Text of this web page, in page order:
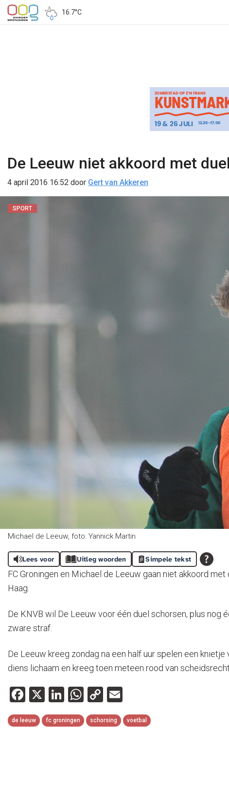
16.7°C
De Leeuw niet akkoord met
4 april 2016 16:52 door Gert van Akkeren
SPORT
Michael de Leeuw, foto: Yannick Martin
Lees voor Uitleg woorden Simpele tekst
FC Groningen en Michael de Leeuw gaan niet akkoord
Haag.
De KNVB wil De Leeuw voor één duel schorsen, plus
zware straf.
De Leeuw kreeg zondag na een half uur spelen een
diens lichaam en kreeg toen meteen rood van
Facebook
X LinkedIn
WhatsApp
Copy
Link
de leeuw fc groningen schorsing voetbal